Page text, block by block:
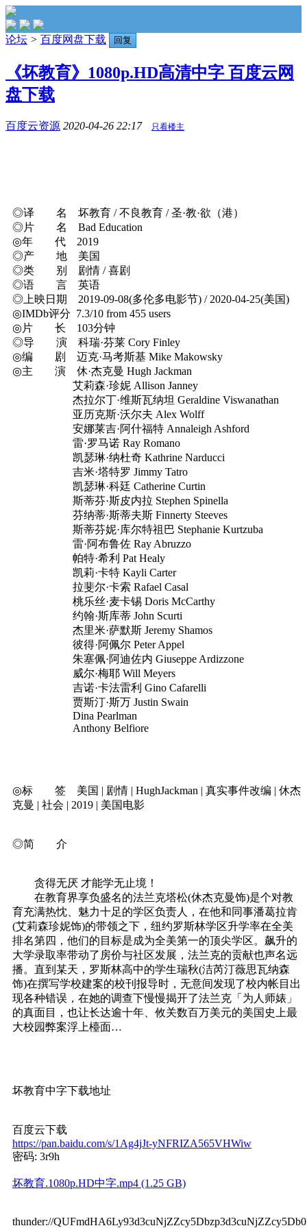
论坛 > 百度网盘下载 回复
《坏教育》1080p.HD高清中字 百度云网
盘下载
百度云资源 2020-04-26 22:17 只看楼主
◎译 名 坏教育 / 不良教育 / 圣·教·欲（港）
◎片 名 Bad Education
◎年 代 2019
◎产 地 美国
◎类 别 剧情 / 喜剧
◎语 言 英语
◎上映日期 2019-09-08(多伦多电影节) / 2020-04-25(美国)
◎IMDb评分 7.3/10 from 455 users
◎片 长 103分钟
◎导 演 科瑞·芬莱 Cory Finley
◎编 剧 迈克·马考斯基 Mike Makowsky
◎主 演 休·杰克曼 Hugh Jackman
艾莉森·珍妮 Allison Janney
杰拉尔丁·维斯瓦纳坦 Geraldine Viswanathan
亚历克斯·沃尔夫 Alex Wolff
安娜莱吉·阿什福特 Annaleigh Ashford
雷·罗马诺 Ray Romano
凯瑟琳·纳杜奇 Kathrine Narducci
吉米·塔特罗 Jimmy Tatro
凯瑟琳·科廷 Catherine Curtin
斯蒂芬·斯皮内拉 Stephen Spinella
芬纳蒂·斯蒂夫斯 Finnerty Steeves
斯蒂芬妮·库尔特祖巴 Stephanie Kurtzuba
雷·阿布鲁佐 Ray Abruzzo
帕特·希利 Pat Healy
凯莉·卡特 Kayli Carter
拉斐尔·卡索 Rafael Casal
桃乐丝·麦卡锡 Doris McCarthy
约翰·斯库蒂 John Scurti
杰里米·萨默斯 Jeremy Shamos
彼得·阿佩尔 Peter Appel
朱塞佩·阿迪佐内 Giuseppe Ardizzone
威尔·梅耶 Will Meyers
吉诺·卡法雷利 Gino Cafarelli
贾斯汀·斯万 Justin Swain
Dina Pearlman
Anthony Belfiore
◎标 签 美国 | 剧情 | HughJackman | 真实事件改编 | 休杰
克曼 | 社会 | 2019 | 美国电影
◎简 介
贪得无厌 才能学无止境！
在教育界享负盛名的法兰克塔松(休杰克曼饰)是个对教
育充满热忱、魅力十足的学区负责人，在他和同事潘葛拉肯
(艾莉森珍妮饰)的带领之下，纽约罗斯林学区升学率在全美
排名第四，他们的目标是成为全美第一的顶尖学区。飙升的
大学录取率带动了房价与社区发展，法兰克的贡献也声名远
播。直到某天，罗斯林高中的学生瑞秋(洁芮汀薇思瓦纳森
饰)在撰写学校建案的校刊报导时，无意间发现了校内帐目出
现各种错误，在她的调查下慢慢揭开了法兰克「为人师婊」
的真面目，也让长达逾十年、攸关数百万美元的美国史上最
大校园弊案浮上檯面…
坏教育中字下载地址
百度云下载
https://pan.baidu.com/s/1Ag4jJt-yNFRIZA565VHWiw
密码: 3r9h
坏教育.1080p.HD中字.mp4 (1.25 GB)
thunder://